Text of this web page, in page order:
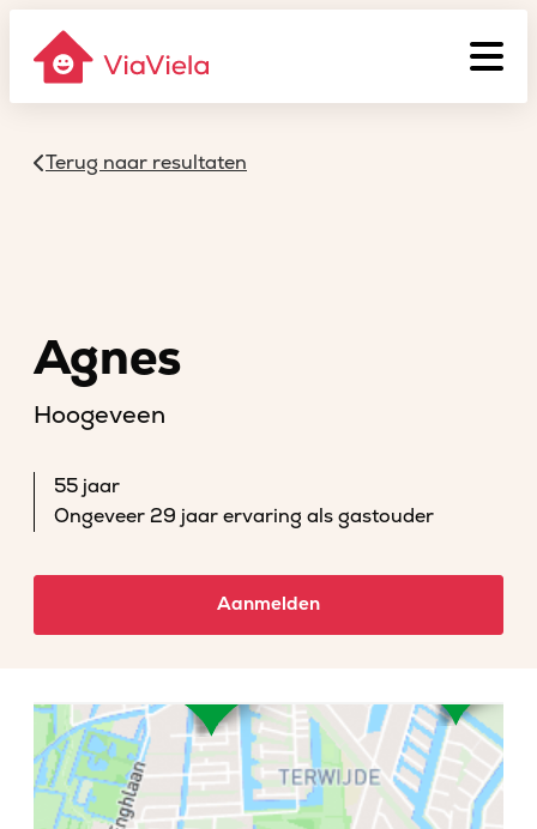
Terug naar resultaten
Agnes
Hoogeveen
55 jaar
Ongeveer 29 jaar ervaring als gastouder
Aanmelden